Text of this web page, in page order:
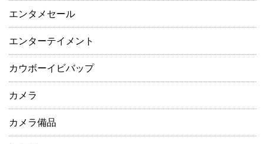
エンタメセール
エンターテイメント
カウボーイビバップ
カメラ
カメラ備品